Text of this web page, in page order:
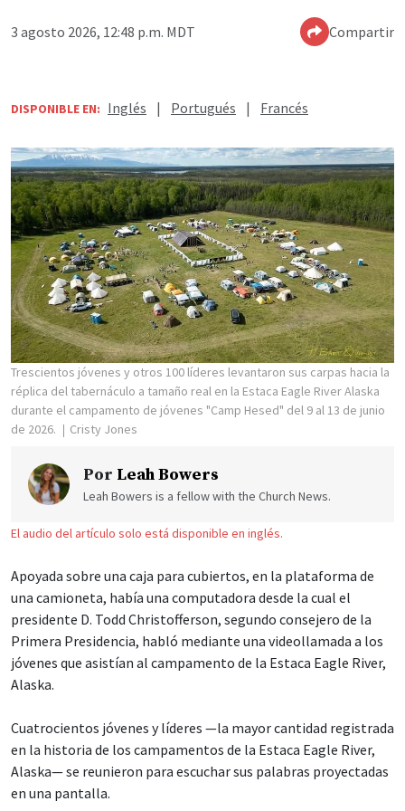
3 agosto 2026, 12:48 p.m. MDT Compartir
DISPONIBLE EN: Inglés | Portugués | Francés
Trescientos jóvenes y otros 100 líderes levantaron sus carpas hacia la
réplica del tabernáculo a tamaño real en la Estaca Eagle River Alaska
durante el campamento de jóvenes "Camp Hesed" del 9 al 13 de junio
de 2026.
Cristy Jones
Por Leah Bowers
Leah Bowers is a fellow with the Church News.
El audio del artículo solo está disponible en inglés.
Apoyada sobre una caja para cubiertos, en la plataforma de
una camioneta, había una computadora desde la cual el
presidente D. Todd Christofferson, segundo consejero de la
Primera Presidencia, habló mediante una videollamada a los
jóvenes que asistían al campamento de la Estaca Eagle River,
Alaska.
Cuatrocientos jóvenes y líderes —la mayor cantidad registrada
en la historia de los campamentos de la Estaca Eagle River,
Alaska— se reunieron para escuchar sus palabras proyectadas
en una pantalla.